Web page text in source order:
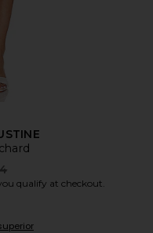
price:
qualify at checkout.